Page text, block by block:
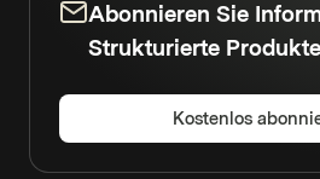
Abonnieren Sie
Strukturierte Produkte
Kostenlos